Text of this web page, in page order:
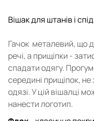
Вішак для штанів і
Гачок металевий, що
речі, а прищіпки -
спадати одягу.
середині прищіпок,
одязі.У цій вішалці
нанести логотип.